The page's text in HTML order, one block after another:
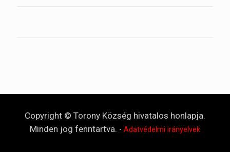
Copyright © Torony Község hivatalos honlapja.
Minden jog fenntartva. - Adatvédelmi irányelvek